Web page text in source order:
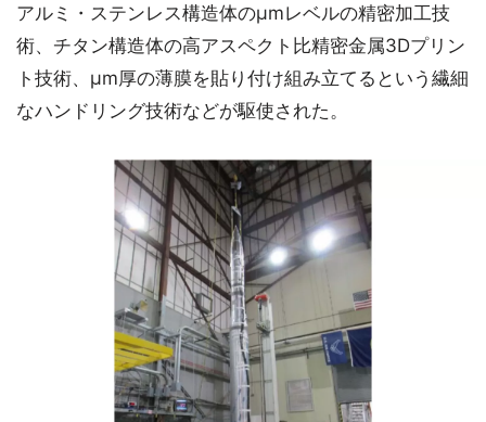
アルミ・ステンレス構造体のμmレベルの精密加工技
術、チタン構造体の高アスペクト比精密金属3Dプリン
ト技術、μm厚の薄膜を貼り付け組み立てるという繊細
なハンドリング技術などが駆使された。